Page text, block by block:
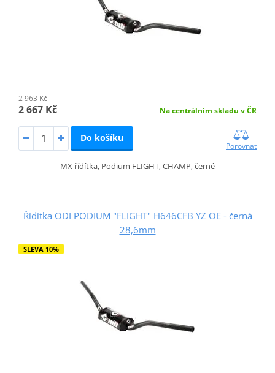
2 963 Kč
2 667 Kč Na centrálním skladu v ČR
Do košíku
Porovnat
MX řídítka, Podium FLIGHT, CHAMP, černé
Řídítka ODI PODIUM "FLIGHT" H646CFB YZ OE - černá
28,6mm
SLEVA 10%